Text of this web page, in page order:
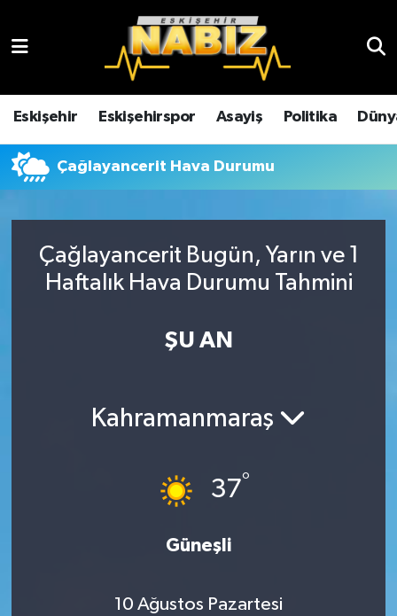
Eskişehir Eskişehirspor Asayiş Politika
Çağlayancerit Hava Durumu
Çağlayancerit Bugün, Yarın ve 1
Haftalık Hava Durumu Tahmini
ŞU AN
Kahramanmaraş
37°
Güneşli
10 Ağustos Pazartesi
Çevre
Dünya
Ekonomi
Eskişehir
Gündem
Eskişehir Hava Durumu
Eskişehir Trafik Yoğunluk Haritası
TFF 3.Lig 4.Grup Puan Durumu ve Fikstür
Son Dakika Haberleri
Haber Arşivi